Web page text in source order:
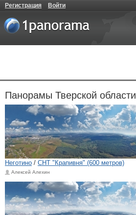
Регистрация Войти
Панорамы Тверской области
Неготино / СНТ "Крапивня" (600 метров)
Алексей Алехин